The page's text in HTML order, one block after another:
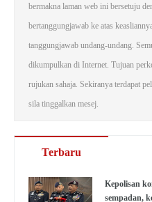
bermakna laman web ini bersetuju
bertanggungjawab ke atas
tanggungjawab undang-undang.
dikumpulkan di Internet. Tujuan
rujukan sahaja. Sekiranya terdapat
sila tinggalkan mesej.
Terbaru
Kepolisan
sempadan,